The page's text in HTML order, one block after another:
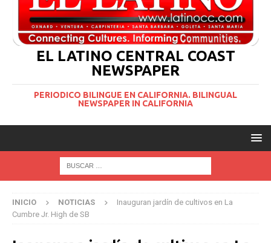
EL LATINO CENTRAL COAST
NEWSPAPER
PERIODICO BILINGUE EN CALIFORNIA. BILINGUAL
NEWSPAPER IN CALIFORNIA
INICIO NOTICIAS
Inauguran jardín de cultivos en La
Cumbre Jr. High de SB